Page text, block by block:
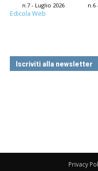
n.7 - Luglio 2026 n.6
Edicola Web
Iscriviti alla newsletter
Privacy